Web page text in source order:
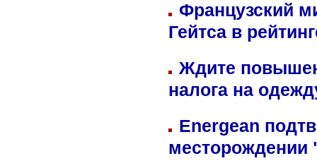
Французский
Гейтса в
Ждите
налога на
Energean